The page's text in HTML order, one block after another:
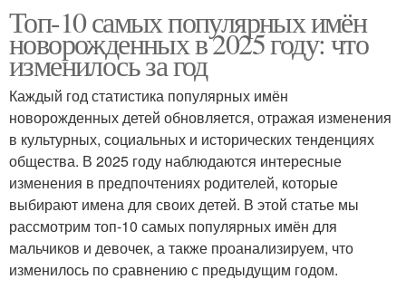
Топ-10 самых популярных имён
новорожденных в 2025 году: что
изменилось за год
Каждый год статистика популярных имён
новорожденных детей обновляется, отражая изменения
в культурных, социальных и исторических тенденциях
общества. В 2025 году наблюдаются интересные
изменения в предпочтениях родителей, которые
выбирают имена для своих детей. В этой статье мы
рассмотрим топ-10 самых популярных имён для
мальчиков и девочек, а также проанализируем, что
изменилось по сравнению с предыдущим годом.